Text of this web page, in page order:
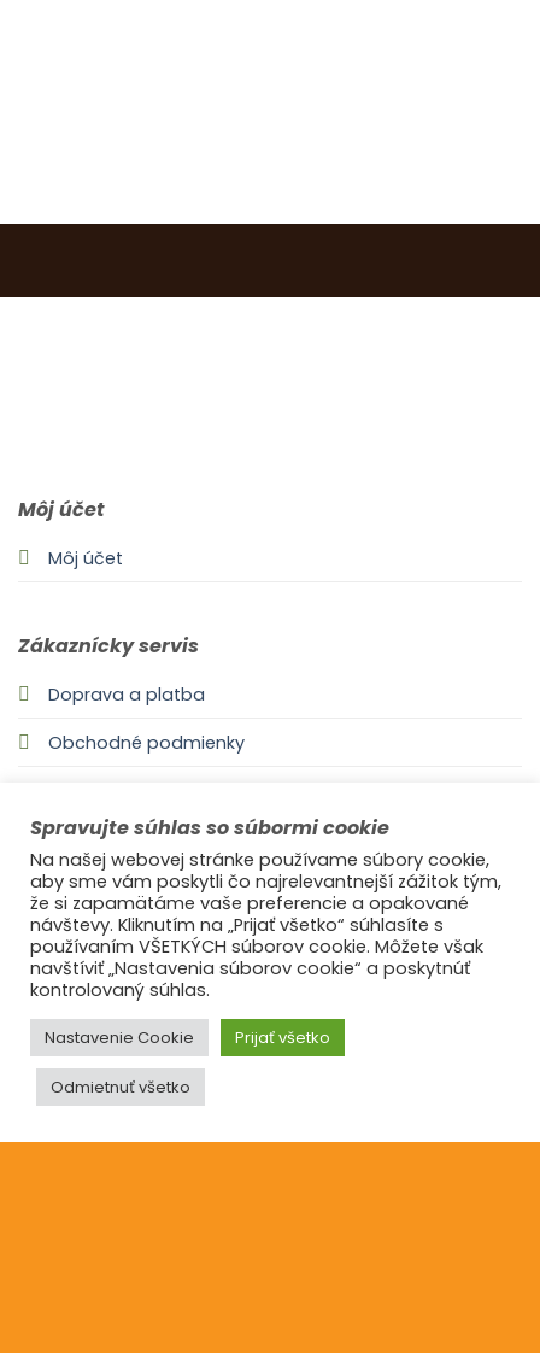
Môj účet
Môj účet
Zákaznícky servis
Doprava a platba
Obchodné podmienky
Zásady používania súborov cookie
Informácie
O nás
Reklamácie
Blog
Spravujte súhlas so súbormi cookie
Na našej webovej stránke používame súbory cookie,
aby sme vám poskytli čo najrelevantnejší zážitok tým,
že si zapamätáme vaše preferencie a opakované
návštevy. Kliknutím na „Prijať všetko“ súhlasíte s
používaním VŠETKÝCH súborov cookie. Môžete však
navštíviť „Nastavenia súborov cookie“ a poskytnúť
kontrolovaný súhlas.
Nastavenie Cookie Prijať všetko
Odmietnuť všetko